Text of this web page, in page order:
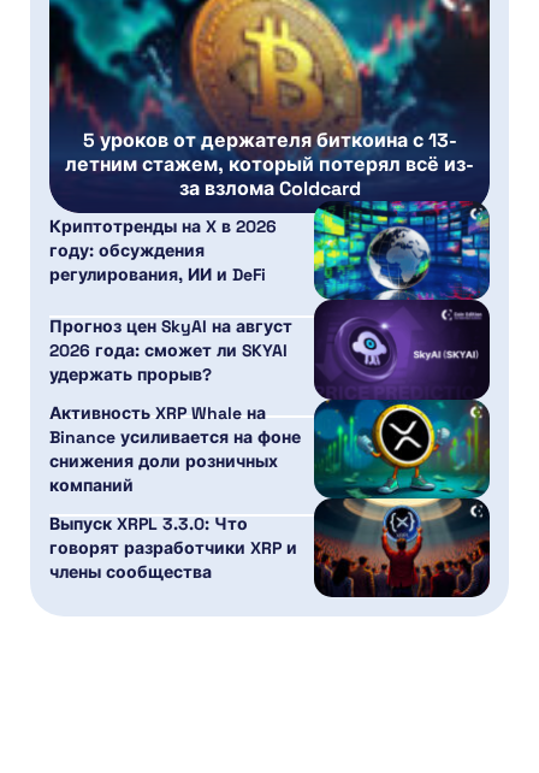
5 уроков от держателя биткоина с 13-
летним стажем, который потерял всё из-
за взлома Coldcard
Криптотренды на X в 2026
году: обсуждения
регулирования, ИИ и DeFi
Прогноз цен SkyAI на август
2026 года: сможет ли SKYAI
удержать прорыв?
Активность XRP Whale на
Binance усиливается на фоне
снижения доли розничных
компаний
Выпуск XRPL 3.3.0: Что
говорят разработчики XRP и
члены сообщества